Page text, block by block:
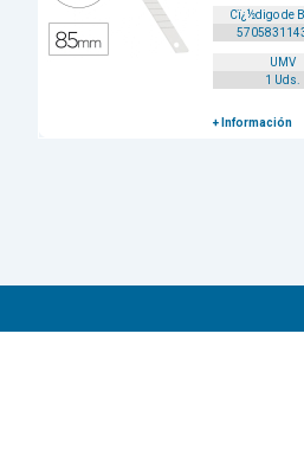
Cï¿½digo de
UMV
1 Uds.
+ Información